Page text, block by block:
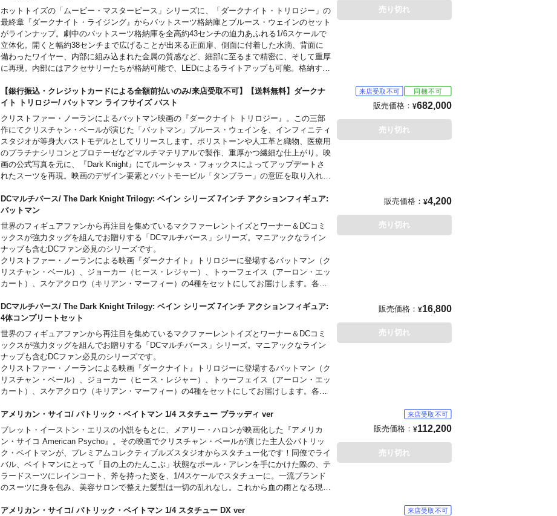
ホットトイズの「ムービー・マスターピース」シリーズに、「ダークナイト・トリロジー」の
最終章『ダークナイト・ライジング』からバットスーツ格納庫とブルース・ウェインのセット
がラインナップ。劇中のバットスーツ格納庫を全高約43センチの迫力あふれる1/6スケールで
立体化。開くと幅約38センチまで広げることが出来る正面扉、側面に付着した水滴、背面に
備わったワイヤー、内部に組み込まれた金属の質感など、細部に至るまで精密に、そして重厚
に再現。内部にはアクセサリーたちが格納可能で、LEDによるライトアップも可能。格納する
ュアとして同梱。ブルース・ウェインは筋肉質ボディを再現した、無可動タイプを採用。頭部
はバットカウル、バットマン、ブルース・ウェインの全3種（取り付け済含む）が差し替え可
能。バットマン、ブルース・ウェインの2タイプには眼球可動を内蔵。スーツ格納庫、バット
マン、ブルース・ウェイン（無可動）の3点セットという今回の内容は、フィギュアからアク
セサリーで、ディスプレイモデルとして全盛り状態の豪華さ。
※「ブルース・ウェイン」フィギュアは無可動タイプとなります。
売り切れ
【銀行振込・クレジットカードによる全額前払いのみ/来店受取不可】【送料無料】ダークナ
イト トリロジー/ バットマン ライフサイズ バスト
クリストファー・ノーランによるバットマン映画の『ダークナイト トリロジー』。この三部
作にてクリスチャン・ベールが演じた「バットマン」ブルース・ウェインを、インフィニティ
スタジオが等身大バストモデルとしてリリースします。ポリストーンや人工革と織物、医療用
のプラチナシリコンとプロテーゼなどマルチマテリアルで製作、重厚かつ繊細な仕上がり。映
画の公式写真を元に、『Dark Knight』にてルーシャス・フォックスによってアップデートさ
れたスーツを再現。映画のデザイン要素とバットモービル「タンブラー」の意匠を取り入れた
マークなどにLED内蔵し、ライトアップによるディスプレイも楽しめます。
～ご注意事項～以下ご了承の上ご予約をお願いいたします～
■発売時期につきましては予定となりますため、大幅に遅れや前倒しとなる場合もございま
す。
■ご予約いただいた時点で、商品代金全額となる「\682,000」を内金としてお支払いをお願い
します。
※内金確認をもってご予約受付とさせていただきます。
■内金のお支払いにつきましては、ご予約いただきました後、当店から別途メールにてご案内
いたします。
■お客様都合による本商品の返品・キャンセルは一切受付できません。
※本製品の肌はシリカゲル製になります。
※高温多湿な場所、長期間の密閉保管や直射日光に当たる場所での展示を避け、風通しの良い
場所での展示を推奨いたします。
※使用の環境によって短い期間での経年劣化を引き起こす可能性があります。
販売価格： ¥682,000
売り切れ
DCマルチバース/ The Dark Knight Trilogy: ベイン シリーズ 7インチ アクションフィギュア:
バットマン
世界のフィギュアファンから再注目を集めているマクファーレントイズとワーナー＆DCコミ
ックスが強力タッグを組んでお贈りする「DCマルチバース」シリーズ。マニアックなライン
ナップも含むDCファン必見のシリーズです。
クリストファー・ノーランによる映画『ダークナイト』トリロジーに登場するバットマン（ク
リスチャン・ベール）、ジョーカー（ヒース・レジャー）、トゥーフェイス（アーロン・エッ
カート）、スケアクロウ（キリアン・マーフィー）の4種をセットにしてお届けします。各全
それぞれに付属するビルドパーツを組み上げるとベイン（トム・ハーディ）が完成します。こ
ちらは「闇の騎士」バットマン！
販売価格： ¥4,200
売り切れ
DCマルチバース/ The Dark Knight Trilogy: ベイン シリーズ 7インチ アクションフィギュア:
4体コンプリートセット
世界のフィギュアファンから再注目を集めているマクファーレントイズとワーナー＆DCコミ
ックスが強力タッグを組んでお贈りする「DCマルチバース」シリーズ。マニアックなライン
ナップも含むDCファン必見のシリーズです。
クリストファー・ノーランによる映画『ダークナイト』トリロジーに登場するバットマン（ク
リスチャン・ベール）、ジョーカー（ヒース・レジャー）、トゥーフェイス（アーロン・エッ
カート）、スケアクロウ（キリアン・マーフィー）の4種をセットにしてお届けします。各全
それぞれに付属するビルドパーツを組み上げるとベイン（トム・ハーディ）が完成します。4
体セットなのに5体手に入るという豪華さです！
販売価格： ¥16,800
売り切れ
アメリカン・サイコ/ パトリック・ベイトマン 1/4 スタチュー ブラッディ ver
ブレット・イーストン・エリスの小説をもとに、メアリー・ハロンが映画化した『アメリカ
ン・サイコ American Psycho』。その映画でクリスチャン・ベールが演じた主人公パトリッ
ク・ベイトマンが、プレミアムコレクティブルズスタジオからスタチュー化です！同僚でライ
バル、ベイトマンにとって「目の上のたんこぶ」状態なポール・アレンを手にかけた際の、テ
ラードスーツにレインコート、斧を持った姿を、1/4スケールでスタチューに。一流ブランド
のスーツに身を包み、美容サロンで整えた髪型は一切の乱れなし。これから血の雨となる現場
一撃必殺、バトルアックス！足元の大理石調レリーフには劇中シーンが刻まれました。こちら
販売価格： ¥112,200
売り切れ
アメリカン・サイコ/ パトリック・ベイトマン 1/4 スタチュー DX ver